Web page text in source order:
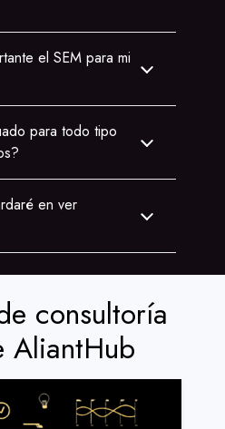
el SEM para mi
para todo tipo
en ver
consultoría
AliantHub